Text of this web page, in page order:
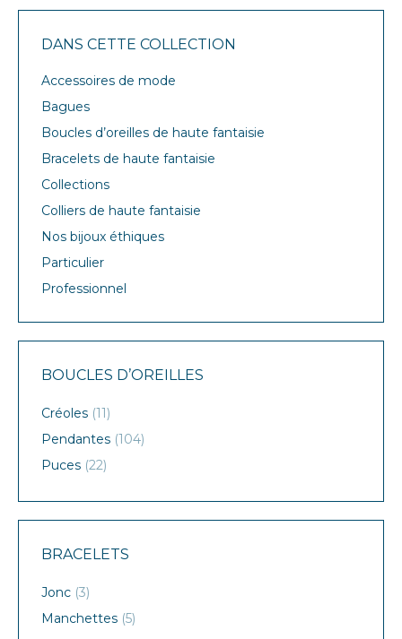
DANS CETTE COLLECTION
Accessoires de mode
Bagues
Boucles d’oreilles de haute fantaisie
Bracelets de haute fantaisie
Collections
Colliers de haute fantaisie
Nos bijoux éthiques
Particulier
Professionnel
BOUCLES D’OREILLES
Créoles (11)
Pendantes (104)
Puces (22)
BRACELETS
Jonc (3)
Manchettes (5)